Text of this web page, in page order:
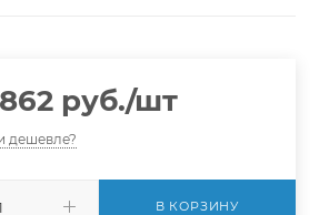
руб./шт
дешевле?
В КОРЗИНУ